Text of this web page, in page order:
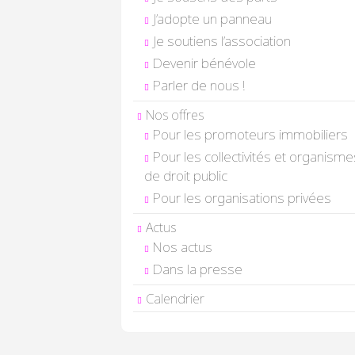
J’adopte un panneau
Je soutiens l’association
Devenir bénévole
Parler de nous !
Nos offres
Pour les promoteurs immobiliers
Pour les collectivités et
de droit public
Pour les organisations privées
Actus
Nos actus
Dans la presse
Calendrier